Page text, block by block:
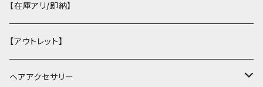
【在庫アリ/即納】
【アウトレット】
ヘアアクセサリー